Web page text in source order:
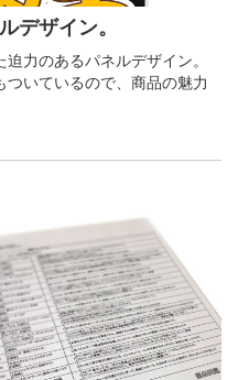
デザイン。
力のあるパネルデザイン。
いているので、商品の魅力